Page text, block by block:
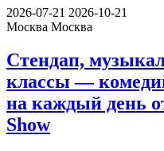
2026-07-21 2026-10-21
Москва Москва
Стендап,
классы —
на каждый день
Show